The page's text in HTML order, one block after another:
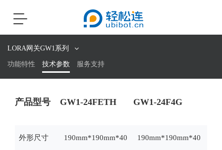
Toggle
LORA网关GW1系列
功能特性 技术参数 服务支持
产品型号 GW1-24FETH GW1-24F4G
外形尺寸 190mm*190mm*40 190mm*190mm*40